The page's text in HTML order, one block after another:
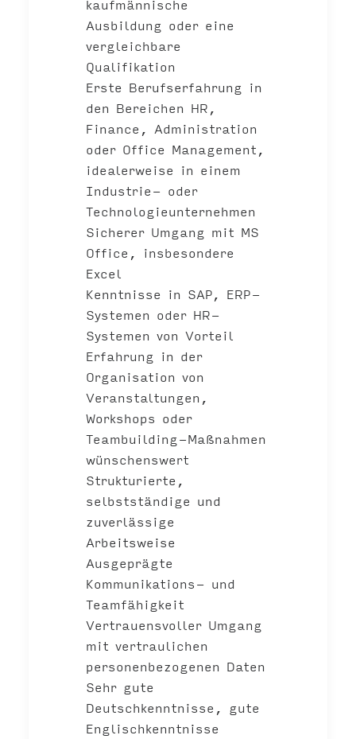
kaufmännische
Ausbildung oder eine
vergleichbare
Qualifikation
Erste Berufserfahrung in
den Bereichen HR,
Finance, Administration
oder Office Management,
idealerweise in einem
Industrie- oder
Technologieunternehmen
Sicherer Umgang mit MS
Office, insbesondere
Excel
Kenntnisse in SAP, ERP-
Systemen oder HR-
Systemen von Vorteil
Erfahrung in der
Organisation von
Veranstaltungen,
Workshops oder
Teambuilding-Maßnahmen
wünschenswert
Strukturierte,
selbstständige und
zuverlässige
Arbeitsweise
Ausgeprägte
Kommunikations- und
Teamfähigkeit
Vertrauensvoller Umgang
mit vertraulichen
personenbezogenen Daten
Sehr gute
Deutschkenntnisse, gute
Englischkenntnisse